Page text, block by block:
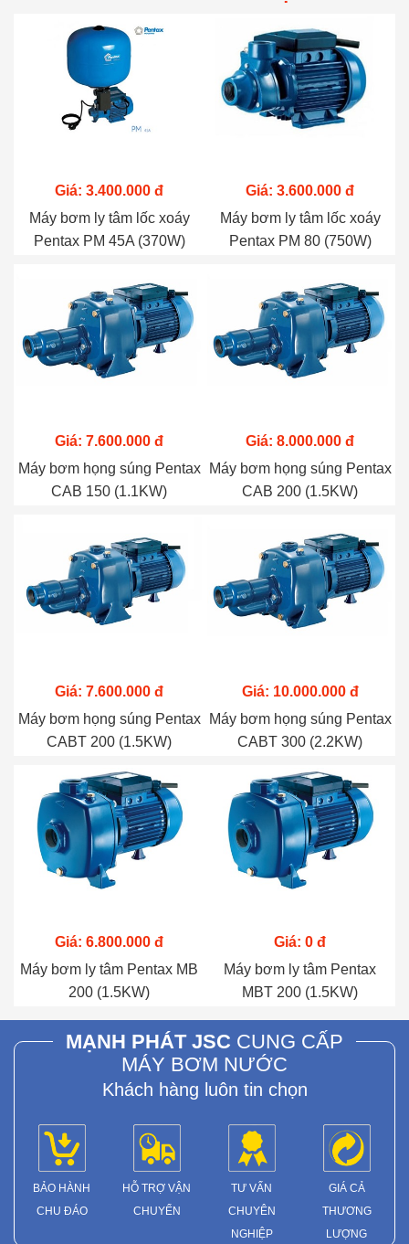
Giá: 3.400.000 đ
Máy bơm ly tâm lốc xoáy
Pentax PM 45A (370W)
Giá: 3.600.000 đ
Máy bơm ly tâm lốc xoáy
Pentax PM 80 (750W)
Giá: 7.600.000 đ
Máy bơm họng súng Pentax
CAB 150 (1.1KW)
Giá: 8.000.000 đ
Máy bơm họng súng Pentax
CAB 200 (1.5KW)
Giá: 7.600.000 đ
Máy bơm họng súng Pentax
CABT 200 (1.5KW)
Giá: 10.000.000 đ
Máy bơm họng súng Pentax
CABT 300 (2.2KW)
Giá: 6.800.000 đ
Máy bơm ly tâm Pentax MB
200 (1.5KW)
Giá: 0 đ
Máy bơm ly tâm Pentax
MBT 200 (1.5KW)
MẠNH PHÁT JSC CUNG CẤP
MÁY BƠM NƯỚC
Khách hàng luôn tin chọn
BẢO HÀNH
CHU ĐÁO
HỖ TRỢ VẬN
CHUYỂN
TƯ VẤN
CHUYÊN
NGHIỆP
GIÁ CẢ
THƯƠNG
LƯỢNG